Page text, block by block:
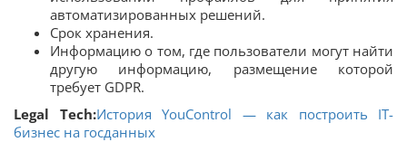
автоматизированных решений.
Срок хранения.
Информацию о том, где пользователи могут найти
другую информацию, размещение которой
требует GDPR.
Legal Tech:История YouControl — как построить IT-
бизнес на госданных